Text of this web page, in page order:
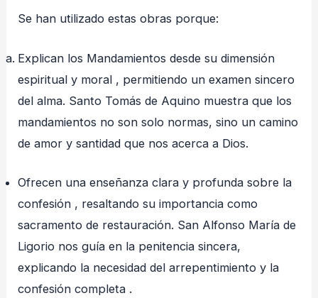
Se han utilizado estas obras porque:
Explican los Mandamientos desde su dimensión
espiritual y moral , permitiendo un examen sincero
del alma. Santo Tomás de Aquino muestra que los
mandamientos no son solo normas, sino un camino
de amor y santidad que nos acerca a Dios.
Ofrecen una enseñanza clara y profunda sobre la
confesión , resaltando su importancia como
sacramento de restauración. San Alfonso María de
Ligorio nos guía en la penitencia sincera,
explicando la necesidad del arrepentimiento y la
confesión completa .